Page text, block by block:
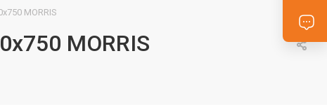
MORRIS
MORRIS